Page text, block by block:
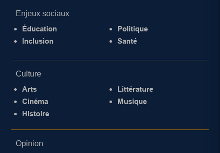
Enjeux sociaux
Éducation
Inclusion
Politique
Santé
Culture
Arts
Cinéma
Histoire
Littérature
Musique
Opinion